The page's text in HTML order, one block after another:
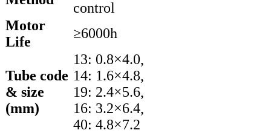
control
Motor
Life
≥6000h
Tube code
& size
(mm)
13: 0.8×4.0,
14: 1.6×4.8,
19: 2.4×5.6,
16: 3.2×6.4,
40: 4.8×7.2